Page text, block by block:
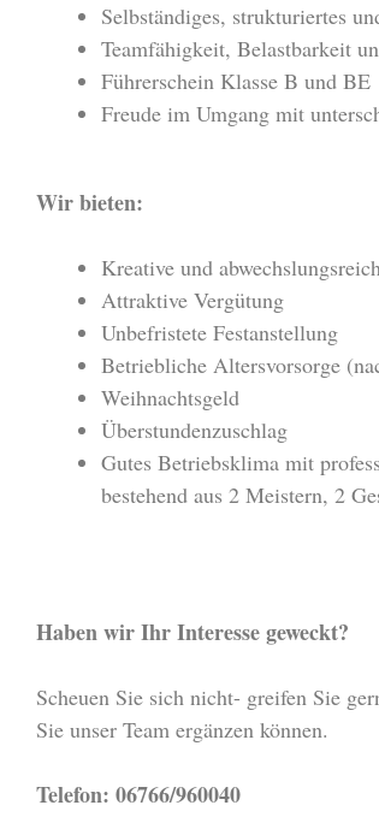
Selbständiges, strukturiertes
Teamfähigkeit, Belastbarkeit
Führerschein Klasse B und BE
Freude im Umgang mit
Wir bieten:
Kreative und
Attraktive Vergütung
Unbefristete Festanstellung
Betriebliche Altersvorsorge
Weihnachtsgeld
Überstundenzuschlag
Gutes Betriebsklima mit
bestehend aus 2 Meistern, 2
Haben wir Ihr Interesse geweckt?
Scheuen Sie sich nicht- greifen Sie
Sie unser Team ergänzen können.
Telefon: 06766/960040